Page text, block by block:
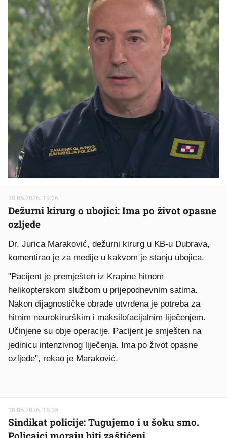
10.05.2026. 19:26
Dežurni kirurg o ubojici: Ima po život opasne
ozljede
Dr. Jurica Maraković, dežurni kirurg u KB-u Dubrava,
komentirao je za medije u kakvom je stanju ubojica.
"Pacijent je premješten iz Krapine hitnom
helikopterskom službom u prijepodnevnim satima.
Nakon dijagnostičke obrade utvrđena je potreba za
hitnim neurokirurškim i maksilofacijalnim liječenjem.
Učinjene su obje operacije. Pacijent je smješten na
jedinicu intenzivnog liječenja. Ima po život opasne
ozljede", rekao je Maraković.
10.05.2026. 16:35
Sindikat policije: Tugujemo i u šoku smo.